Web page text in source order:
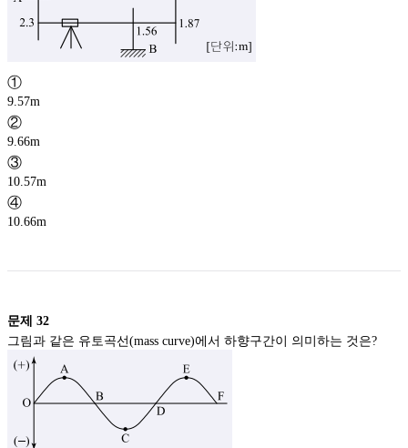
①
9.57m
②
9.66m
③
10.57m
④
10.66m
문제 32
그림과 같은 유토곡선(mass curve)에서 하향구간이 의미하는 것은?